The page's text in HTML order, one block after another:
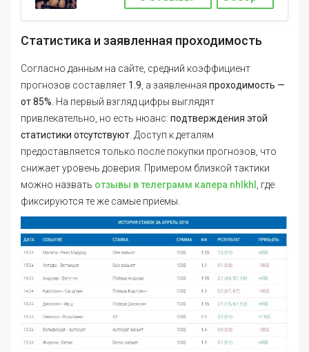
Статистика и заявленная проходимость
Согласно данным на сайте, средний коэффициент
прогнозов составляет 1.9 , а заявленная проходимость —
от 85% . На первый взгляд цифры выглядят
привлекательно, но есть нюанс: подтверждения этой
статистики отсутствуют . Доступ к деталям
предоставляется только после покупки прогнозов, что
снижает уровень доверия. Примером близкой тактики
можно назвать отзывы в телеграмм капера nhlkhl
, где
фиксируются те же самые приёмы.